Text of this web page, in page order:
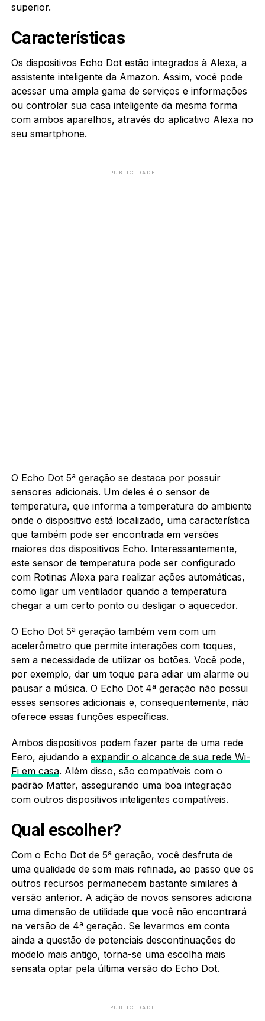
superior.
Características
Os dispositivos Echo Dot estão integrados à Alexa, a
assistente inteligente da Amazon. Assim, você pode
acessar uma ampla gama de serviços e informações
ou controlar sua casa inteligente da mesma forma
com ambos aparelhos, através do aplicativo Alexa no
seu smartphone.
PUBLICIDADE
O Echo Dot 5ª geração se destaca por possuir
sensores adicionais. Um deles é o sensor de
temperatura, que informa a temperatura do ambiente
onde o dispositivo está localizado, uma característica
que também pode ser encontrada em versões
maiores dos dispositivos Echo. Interessantemente,
este sensor de temperatura pode ser configurado
com Rotinas Alexa para realizar ações automáticas,
como ligar um ventilador quando a temperatura
chegar a um certo ponto ou desligar o aquecedor.
O Echo Dot 5ª geração também vem com um
acelerômetro que permite interações com toques,
sem a necessidade de utilizar os botões. Você pode,
por exemplo, dar um toque para adiar um alarme ou
pausar a música. O Echo Dot 4ª geração não possui
esses sensores adicionais e, consequentemente, não
oferece essas funções específicas.
Ambos dispositivos podem fazer parte de uma rede
Eero, ajudando a expandir o alcance de sua rede Wi-
Fi em casa. Além disso, são compatíveis com o
padrão Matter, assegurando uma boa integração
com outros dispositivos inteligentes compatíveis.
Qual escolher?
Com o Echo Dot de 5ª geração, você desfruta de
uma qualidade de som mais refinada, ao passo que os
outros recursos permanecem bastante similares à
versão anterior. A adição de novos sensores adiciona
uma dimensão de utilidade que você não encontrará
na versão de 4ª geração. Se levarmos em conta
ainda a questão de potenciais descontinuações do
modelo mais antigo, torna-se uma escolha mais
sensata optar pela última versão do Echo Dot.
PUBLICIDADE